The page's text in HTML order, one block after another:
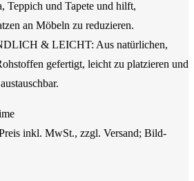
Teppich und Tapete und hilft,
an Möbeln zu reduzieren.
& LEICHT: Aus natürlichen,
gefertigt, leicht zu platzieren und
inkl. MwSt., zzgl. Versand; Bild-